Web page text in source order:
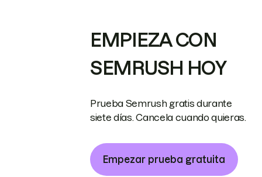
EMPIEZA CON
SEMRUSH HOY
Prueba Semrush gratis durante
siete días. Cancela cuando quieras.
Empezar prueba gratuita